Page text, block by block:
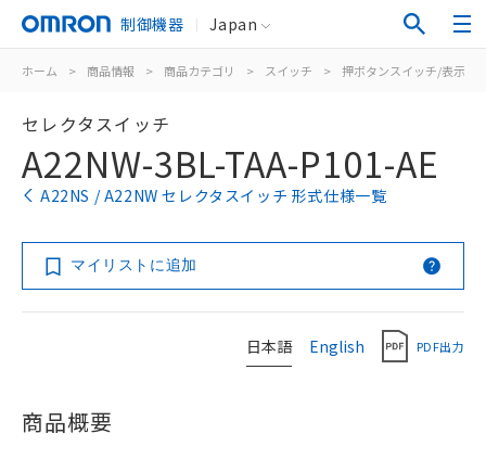
制御機器 Japan
ホーム > 商品情報 > 商品カテゴリ > スイッチ > 押ボタンスイッチ/表示灯
セレクタスイッチ
A22NW-3BL-TAA-P101-AE
A22NS / A22NW セレクタスイッチ 形式仕様一覧
マイリストに追加
日本語 English PDF出力
商品概要